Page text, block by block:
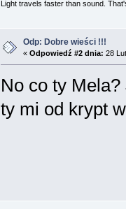
Light travels faster than sound.
Odp: Dobre wieści !!!
« Odpowiedź #2 dnia: 28
No co ty
ty mi od krypt